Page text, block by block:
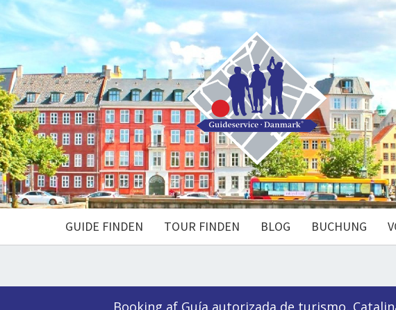
GUIDE FINDEN TOUR FINDEN BLOG BUCHUNG
Booking af Guía autorizada de turismo,